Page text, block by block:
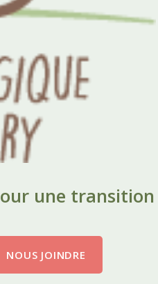
une
NOUS JOINDRE